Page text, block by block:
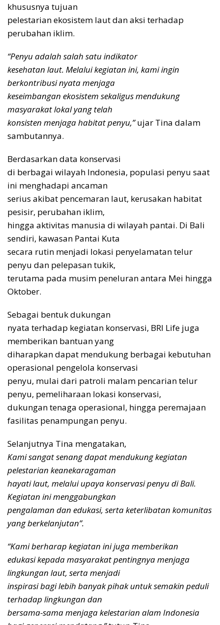
khususnya tujuan
pelestarian ekosistem laut dan aksi terhadap
perubahan iklim.
“Penyu adalah salah satu indikator
kesehatan laut. Melalui kegiatan ini, kami ingin
berkontribusi nyata menjaga
keseimbangan ekosistem sekaligus mendukung
masyarakat lokal yang telah
konsisten menjaga habitat penyu,”ujar Tina dalam
sambutannya.
Berdasarkan data konservasi
di berbagai wilayah Indonesia, populasi penyu saat
ini menghadapi ancaman
serius akibat pencemaran laut, kerusakan habitat
pesisir, perubahan iklim,
hingga aktivitas manusia di wilayah pantai. Di Bali
sendiri, kawasan Pantai Kuta
secara rutin menjadi lokasi penyelamatan telur
penyu dan pelepasan tukik,
terutama pada musim peneluran antara Mei hingga
Oktober.
Sebagai bentuk dukungan
nyata terhadap kegiatan konservasi, BRI Life juga
memberikan bantuan yang
diharapkan dapat mendukung berbagai kebutuhan
operasional pengelola konservasi
penyu, mulai dari patroli malam pencarian telur
penyu, pemeliharaan lokasi konservasi,
dukungan tenaga operasional, hingga peremajaan
fasilitas penampungan penyu.
Selanjutnya Tina mengatakan,
Kami sangat senang dapat mendukung kegiatan
pelestarian keanekaragaman
hayati laut, melalui upaya konservasi penyu di Bali.
Kegiatan ini menggabungkan
pengalaman dan edukasi, serta keterlibatan komunitas
yang berkelanjutan”.
“Kami berharap kegiatan ini juga memberikan
edukasi kepada masyarakat pentingnya menjaga
lingkungan laut, serta menjadi
inspirasi bagi lebih banyak pihak untuk semakin peduli
terhadap lingkungan dan
bersama-sama menjaga kelestarian alam Indonesia